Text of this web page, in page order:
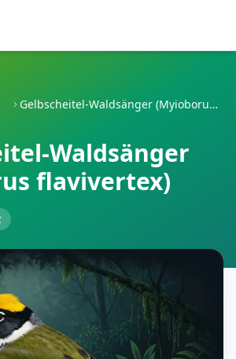
Gelbscheitel-Waldsänger (Myioborus flavivertex)
Waldsänger
flavivertex)